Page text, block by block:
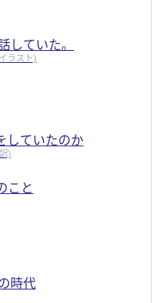
していた。
ラスト)
していたのか
)
こと
時代